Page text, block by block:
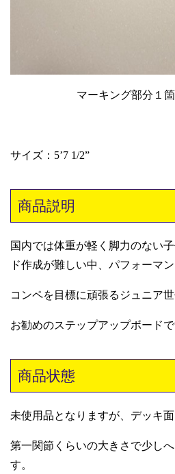
マーキング部分１
サイズ：5’7 1/2”
商品説明
国内では体重が軽く脚力のない
ド作成が難しい中、パフォーマ
コンペを目標に頑張るジュニア
お勧めのステップアップボードで
商品状態
未使用品となりますが、デッキ
第一関節くらいの大きさで少し
す。